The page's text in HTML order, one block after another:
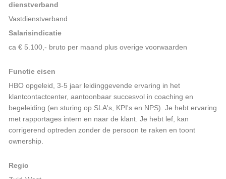
dienstverband
Vastdienstverband
Salarisindicatie
ca € 5.100,- bruto per maand plus overige voorwaarden
Functie eisen
HBO opgeleid, 3-5 jaar leidinggevende ervaring in het
klantcontactcenter, aantoonbaar succesvol in coaching en
begeleiding (en sturing op SLA's, KPI's en NPS). Je hebt ervaring
met rapportages intern en naar de klant. Je hebt lef, kan
corrigerend optreden zonder de persoon te raken en toont
ownership.
Regio